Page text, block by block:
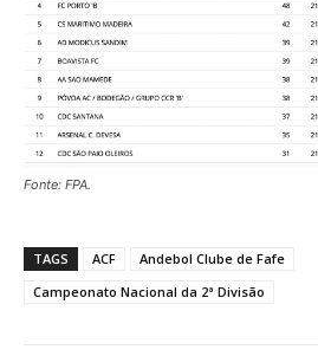
Fonte: FPA.
TAGS ACF
Andebol Clube de Fafe
Campeonato Nacional da 2ª Divisão